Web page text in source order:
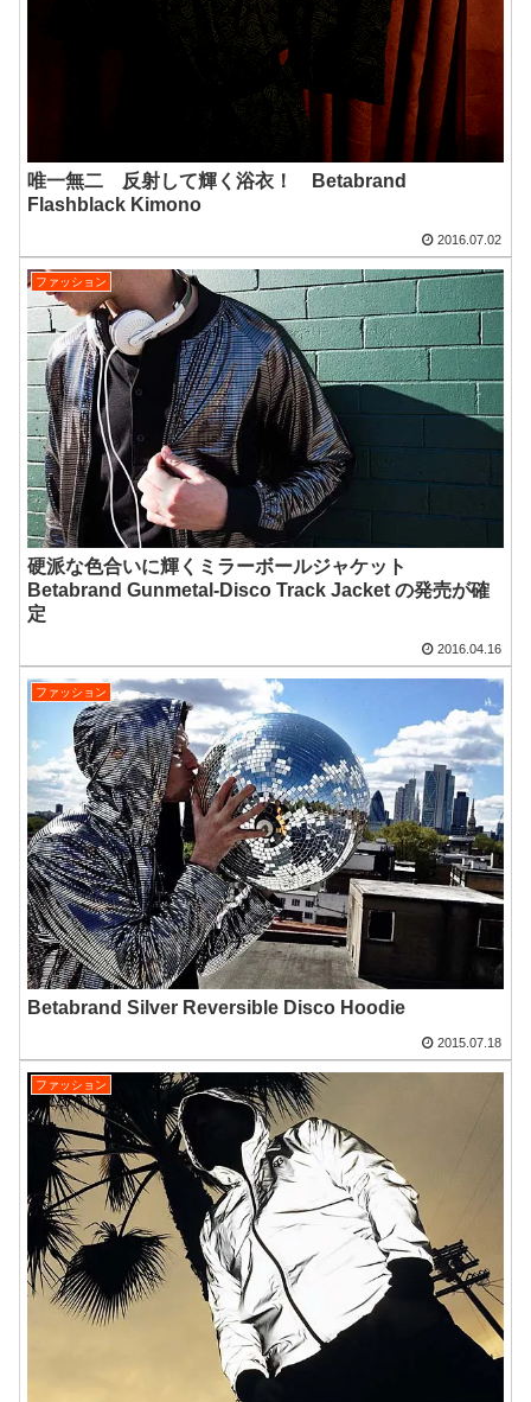
唯一無二 反射して輝く浴衣！ Betabrand
Flashblack Kimono
2016.07.02
ファッション
硬派な色合いに輝くミラーボールジャケット
Betabrand Gunmetal-Disco Track Jacket の発売が確
定
2016.04.16
ファッション
Betabrand Silver Reversible Disco Hoodie
2015.07.18
ファッション